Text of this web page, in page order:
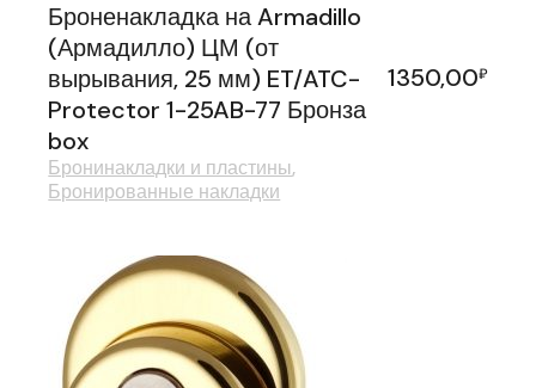
Броненакладка на Armadillo
(Армадилло) ЦМ (от
вырывания, 25 мм) ET/ATC-
Protector 1-25AB-77 Бронза
box
1350,00₽
Бронинакладки и пластины
Бронированные накладки